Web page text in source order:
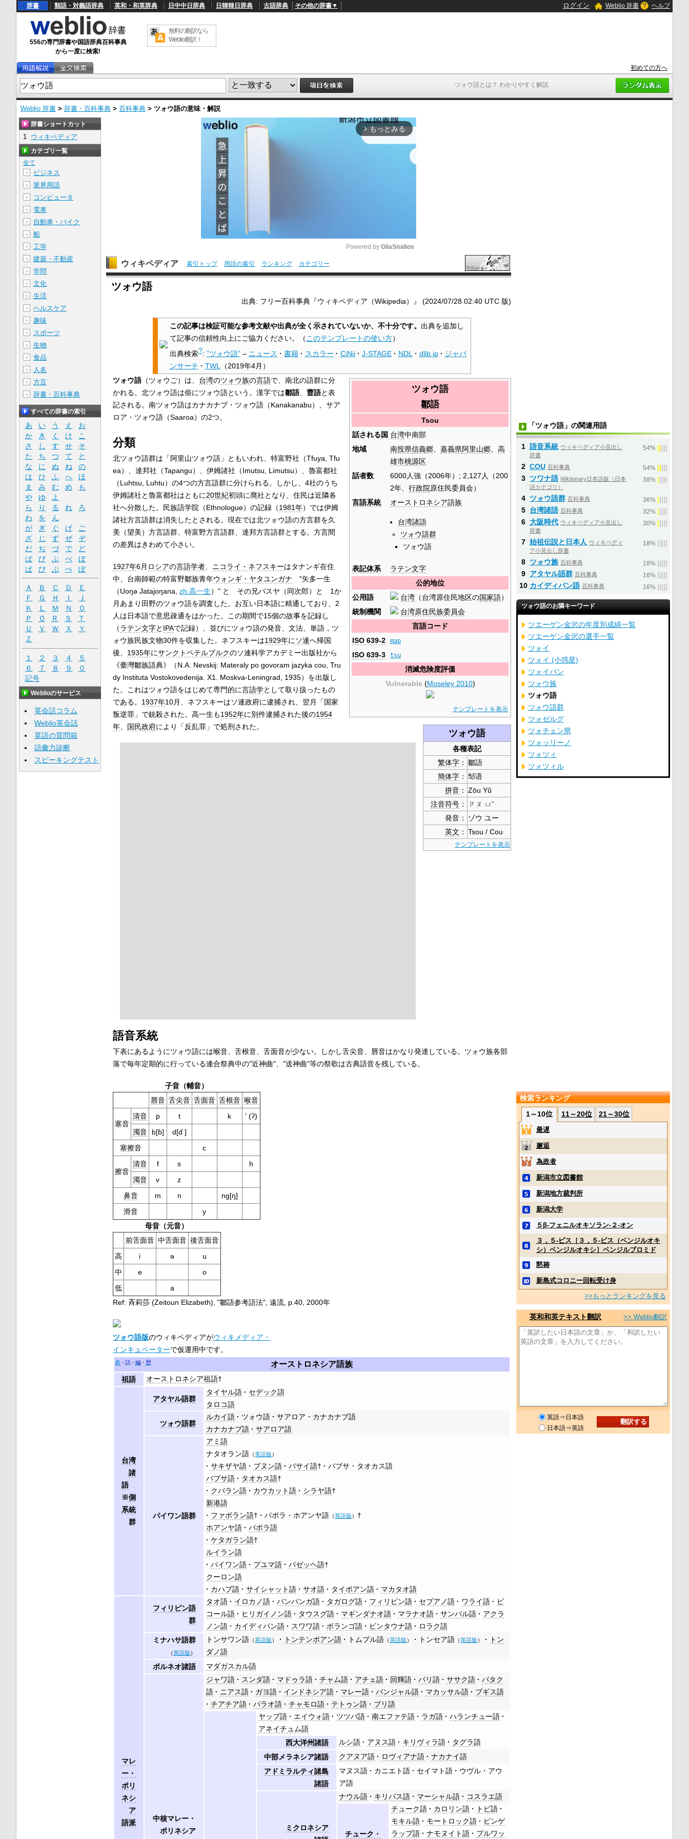
ツォウ語とは？ わかりやすく解説
辞書 類語・対義語辞典 英和・和英辞典 日中中日辞典 日韓韓日辞典 古語辞典 その他の辞書▼ ログイン Weblio 辞書 ヘルプ
556の専門辞書や国語辞典百科事典
から一度に検索!
無料の翻訳なら
Weblio翻訳！
初めての方へ
Weblio 辞書 > 辞書・百科事典 > 百科事典 > ツォウ語の意味・解説
arrow_forward_ios もっとみる
M
t
e
Powered by GliaStudios
ウィキペディア 索引トップ 用語の索引 ランキング カテゴリー
ツォウ語
出典: フリー百科事典『ウィキペディア（Wikipedia）』 (2024/07/28 02:40 UTC 版)
この記事は検証可能な参考文献や出典が全く示されていないか、不十分です。 出典を追加し
て記事の信頼性向上にご協力ください。
（このテンプレートの使い方）
出典検索?: "ツォウ語"– ニュース · 書籍 · スカラー · CiNii · J-STAGE · NDL · dlib.jp · ジャパ
ンサーチ · TWL（2019年4月 ）
ツォウ語
鄒語
Tsou
話される国 台湾中南部
地域
南投県信義郷 嘉義県阿里山郷
高
雄市桃源区
話者数
6000人強（2006年）; 2,127人（200
2年、 行政院原住民委員会）
言語系統
オーストロネシア語族
台湾諸語
ツォウ語群
ツォウ語
表記体系
ラテン文字
公的地位
公用語
台湾 （台湾原住民地区の国家語）
統制機関
台湾原住民族委員会
言語コード
ISO 639-2
map
ISO 639-3 tsu
消滅危険度評価
Vulnerable (Moseley 2010)
テンプレートを表示
ツォウ語
各種表記
繁体字 ： 鄒語
簡体字 ： 邹语
拼音 ： Zōu Yŭ
注音符号 ：
ㄗㄡ ㄩˇ
発音：
ゾウ ユー
英文 ： Tsou / Cou
テンプレートを表示
ツォウ語（ツォウご）は、 台湾のツォウ族の言語で、南北の語群に分
かれる。北ツォウ語は俗にツォウ語という。漢字では鄒語、 曹語と表
記される。南ツォウ語はカナカナブ・ツォウ語（Kanakanabu）、サア
ロア・ツォウ語（Saaroa）の2つ。
分類
北ツォウ語群は「阿里山ツォウ語」ともいわれ、特富野社（Tfuya, Tfu
ea）、達邦社（Tapangu）、伊姆諸社（Imutsu, Limutsu）、魯富都社
（Luhtsu, Luhtu）の4つの方言語群に分けられる。しかし、4社のうち
伊姆諸社と魯富都社はともに20世紀初頭に廃社となり、住民は近隣各
社へ分散した。民族語学院（Ethnologue）の記録（1981年）では伊姆
諸社方言語群は消失したとされる。現在では北ツォウ語の方言群を久
美（望美）方言語群、特富野方言語群、達邦方言語群とする。方言間
の差異はきわめて小さい。
1927年6月 ロシアの言語学者、 ニコライ・ネフスキーはタナンギ在住
中、台南師範の特富野鄒族青年ウォンギ・ヤタユンガナ "矢多一生
（Uoŋǝ Jatajoŋana, zh:高一生）" と その兄パスヤ（同次郎）と 1か
月あまり田野のツォウ語を調査した。お互い日本語に精通しており、2
人は日本語で意思疎通をはかった。この期間で15個の故事を記録し
（ラテン文字と IPAで記録）、並びにツォウ語の発音、文法、単語，ツ
ォウ族民族文物30件を収集した。ネフスキーは1929年に ソ連へ帰国
後、 1935年にサンクトペテルブルクのソ連科学アカデミー出版社から
《臺灣鄒族語典》（N.A. Nevskij: Materaly po govoram jazyka cou, Tru
dy Instituta Vostokovedenija. X1. Moskva-Leningrad, 1935）を出版し
た。これはツォウ語をはじめて専門的に言語学として取り扱ったもの
である。 1937年10月、ネフスキーはソ連政府に逮捕され、翌月「国家
叛逆罪」で銃殺された。高一生も1952年に別件逮捕された後の1954
年、 国民政府により「反乱罪」で処刑された。
語音系統
下表にあるようにツォウ語には喉音、舌根音、舌面音が少ない。しかし舌尖音、唇音はかなり発達している。ツォウ族各部
落で毎年定期的に行っている連合祭典中の"近神曲"、"送神曲"等の祭歌は古典語音を残している。
子音（輔音）
唇音 舌尖音 舌面音 舌根音 喉音
塞音
清音 p t k
' (ʔ)
濁音
b[ɓ]
d[ɗ ]
塞擦音
c
擦音
清音 f s
h
濁音
v
z
鼻音
m n
ng[ŋ]
滑音
y
母音 （元音）
前舌面音 中舌面音 後舌面音
高
i ǝ
u
中
e
o
低
a
Ref: 斉莉莎 (Zeitoun Elizabeth), "鄒語参考語法", 遠流, p.40, 2000年
ツォウ語版のウィキペディアがウィキメディア・
インキュベーターで仮運用中です。
表 話 編 歴 オーストロネシア語族
祖語 オーストロネシア祖語†
台湾
諸
語
※側
系統
群
アタヤル語群
タイヤル語
セデック語
タロコ語
ツォウ語群
ルカイ語 ツォウ語
サアロア・カナカナブ語
カナカナブ語
サアロア語
パイワン語群
アミ語
ナタオラン語 （英語版）
サキザヤ語 ブヌン語 バサイ語†
バブサ・タオカス語
バブサ語
タオカス語†
クバラン語
カウカット語 シラヤ語†
新港語
ファボラン語† パポラ・ホアンヤ語 （英語版） †
ホアンヤ語
パポラ語
ケタガラン語†
ルイラン語
パイワン語
プユマ語 パゼッヘ語†
クーロン語
カハブ語
サイシャット語 サオ語 タイボアン語 マカタオ語
マレ
ー・
ポリ
ネシ
ア
語派
フィリピン語
群
タオ語 イロカノ語 パンパンガ語 タガログ語 フィリピン語 セブアノ語 ワライ語
ビ
コール語
ヒリガイノン語 タウスグ語 マギンダナオ語 マラナオ語 サンバル語
アクラ
ノン語
カイディパン語 スワワ語 ボランゴ語 ビンタウナ語
ロラク語
ミナハサ語群
（英語版）
トンサワン語 （英語版） トンテンボアン語 トムブル語 （英語版） トンセア語 （英語版）
トン
ダノ語
ボルネオ諸語
マダガスカル語
中核マレー・
ポリネシア
ジャワ語 スンダ語 マドゥラ語 チャム語 アチェ語 回輝語 バリ語 ササク語
バタク
語
ニアス語 ガヨ語 インドネシア語 マレー語 バンジャル語 マカッサル語
ブギス語
チアチア語
パラオ語 チャモロ語 テトゥン語
ブリ語
ヤップ語
エイウォ語 ツツバ語 南エファテ語 ラガ語
ハランチュー語
アネイチュム語
西大洋州諸語
ルシ語 アヌス語 キリヴィラ語
タグラ語
中部メラネシア諸語
クアヌア語 ロヴィアナ語
ナカナイ語
アドミラルティ諸島
諸語
マヌス語 カニエト語 セイマト語
ウヴル・アウ
ア語
ミクロネシア
ナウル語 キリバス語 マーシャル語 コスラエ語
チューク・
チューク語 カロリン語
トビ語
モキル語
モートロック語
ピンゲ
ラップ語
ナモヌイト語 プルワッ
辞書ショートカット
1 ウィキペディア
カテゴリ一覧
全て
＋
ビジネス
＋ 業界用語
＋ コンピュータ
＋ 電車
＋ 自動車・バイク
＋ 船
＋ 工学
＋ 建築・不動産
＋ 学問
＋ 文化
＋ 生活
＋ ヘルスケア
＋ 趣味
＋ スポーツ
＋ 生物
＋ 食品
＋ 人名
＋ 方言
＋ 辞書・百科事典
すべての辞書の索引
あ い う え
お
か
き く け
こ
さ
し す せ
そ
た
ち つ て
と
な
に ぬ ね
の
は
ひ ふ へ
ほ
ま
み む め
も
や
ゆ
よ
ら
り る れ
ろ
わ
を
ん
が
ぎ ぐ げ
ご
ざ
じ ず ぜ
ぞ
だ
ぢ づ で
ど
ば
び ぶ べ
ぼ
ぱ
ぴ ぷ ぺ ぽ
Ａ Ｂ Ｃ Ｄ
Ｅ
Ｆ
Ｇ Ｈ Ｉ
Ｊ
Ｋ
Ｌ Ｍ Ｎ
Ｏ
Ｐ
Ｑ Ｒ Ｓ
Ｔ
Ｕ
Ｖ Ｗ Ｘ
Ｙ
Ｚ
１ ２ ３ ４
５
６
７ ８ ９
０
記号
Weblioのサービス
英会話コラム
Weblio英会話
英語の質問箱
語彙力診断
スピーキングテスト
「ツォウ語」の関連用語
1 語音系統 ウィキペディア小見出し
辞書
54%
2 COU 百科事典 54%
3 ツワナ語 Wiktionary日本語版（日本
語カテゴリ）
38%
4 ツォウ語群 百科事典 36%
5 台湾諸語 百科事典 32%
6 大阪時代 ウィキペディア小見出し
辞書
30%
7 始祖伝説と日本人 ウィキペディ
ア小見出し辞書
18%
8 ツォウ族 百科事典 18%
9 アタヤル語群 百科事典 16%
10 カイディパン語 百科事典 16%
ツォウ語のお隣キーワード
ツエーゲン金沢の年度別成績一覧
ツエーゲン金沢の選手一覧
ツォイ
ツォイ (小惑星)
ツォイバン
ツォウ族
ツォウ語
ツォウ語群
ツォゼルグ
ツォチェン県
ツォッリーノ
ツォツィ
ツォツィル
検索ランキング
1～10位
11～20位 21～30位
最遅
邂逅
為政者
新潟市立図書館
新潟地方裁判所
新潟大学
５β‐フェニルオキソラン‐２‐オン
３，５‐ビス［３，５‐ビス（ベンジルオキ
シ）ベンジルオキシ］ベンジルブロミド
黙祷
新島式コロニー回転受け身
>>もっとランキングを見る
英和和英テキスト翻訳 >> Weblio翻訳
英語⇒日本語
日本語⇒英語